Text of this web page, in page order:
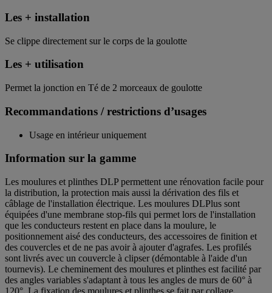
Les + installation
Se clippe directement sur le corps de la goulotte
Les + utilisation
Permet la jonction en Té de 2 morceaux de goulotte
Recommandations / restrictions d’usages
Usage en intérieur uniquement
Information sur la gamme
Les moulures et plinthes DLP permettent une rénovation facile pour
la distribution, la protection mais aussi la dérivation des fils et
câblage de l'installation électrique. Les moulures DLPlus sont
équipées d'une membrane stop-fils qui permet lors de l'installation
que les conducteurs restent en place dans la moulure, le
positionnement aisé des conducteurs, des accessoires de finition et
des couvercles et de ne pas avoir à ajouter d'agrafes. Les profilés
sont livrés avec un couvercle à clipser (démontable à l'aide d'un
tournevis). Le cheminement des moulures et plinthes est facilité par
des angles variables s'adaptant à tous les angles de murs de 60° à
120°. La fixation des moulures et plinthes se fait par collage,